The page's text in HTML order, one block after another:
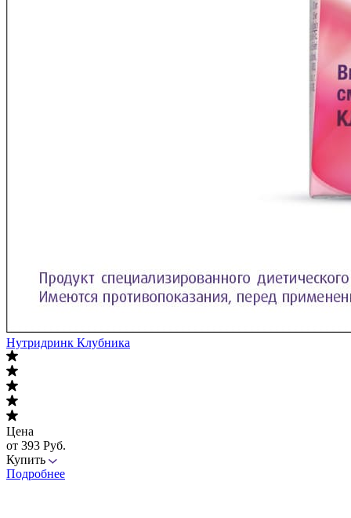
Нутридринк Клубника
Цена
от 393 Руб.
Купить
Подробнее